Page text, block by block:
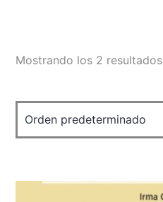
Mostrando los 2 resultados